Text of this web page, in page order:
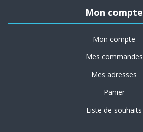
Mon compte
Mon compte
Mes commandes
Mes adresses
Panier
Liste de souhaits